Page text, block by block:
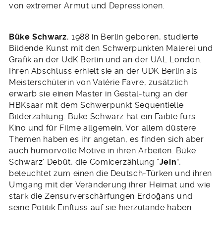
von extremer Armut und Depressionen.
Büke Schwarz, 1988 in Berlin geboren, studierte
Bildende Kunst mit den Schwerpunkten Malerei und
Grafik an der UdK Berlin und an der UAL London.
Ihren Abschluss erhielt sie an der UDK Berlin als
Meisterschülerin von Valérie Favre, zusätzlich
erwarb sie einen Master in Gestal-tung an der
HBKsaar mit dem Schwerpunkt Sequentielle
Bilderzählung. Büke Schwarz hat ein Faible fürs
Kino und für Filme allgemein. Vor allem düstere
Themen haben es ihr angetan, es finden sich aber
auch humorvolle Motive in ihren Arbeiten. Büke
Schwarz’ Debüt, die Comicerzählung “Jein”,
beleuchtet zum einen die Deutsch-Türken und ihren
Umgang mit der Veränderung ihrer Heimat und wie
stark die Zensurverschärfungen Erdoğans und
seine Politik Einfluss auf sie hierzulande haben.